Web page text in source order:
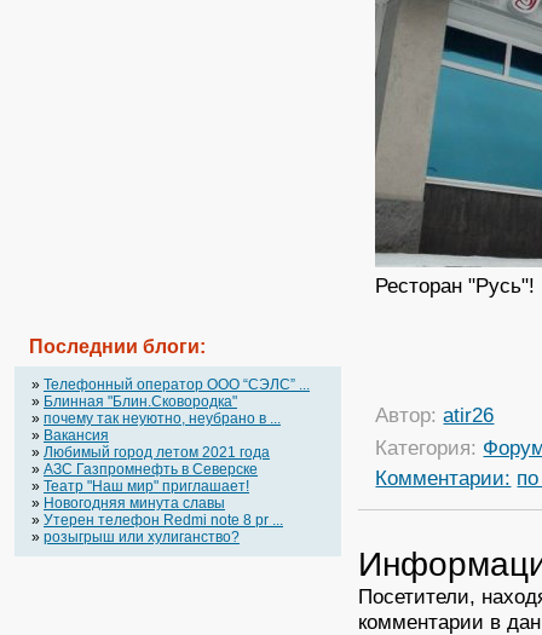
Последнии блоги:
» Телефонный оператор OOO “СЭЛС” ...
» Блинная "Блин.Сковородка"
» почему так неуютно, неубрано в ...
» Вакансия
» Любимый город летом 2021 года
» АЗС Газпромнефть в Северске
» Театр "Наш мир" приглашает!
» Новогодняя минута славы
» Утерен телефон Redmi note 8 pr ...
» розыгрыш или хулиганство?
Ресторан
Автор:atir26
Категория:
Комментарии:
Посетители,
комментарии в